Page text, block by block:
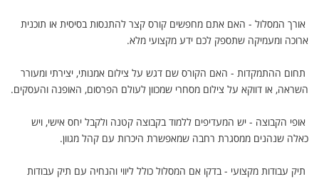
אורך המסלול - האם אתם מחפשים קורס קצר להתנסות בסיסית או תוכנית
ארוכה ומעמיקה שתספק לכם ידע מקצועי מלא.
תחום ההתמקדות - האם הקורס שם דגש על צילום אמנותי, יצירתי ומעורר
השראה, או דווקא על צילום מסחרי שמכוון לעולם הפרסום, האופנה והעסקים.
אופי הקבוצה - יש המעדיפים ללמוד בקבוצה קטנה ולקבל יחס אישי, ויש
כאלה שנהנים ממסגרת רחבה שמאפשרת היכרות עם קהל מגוון.
תיק עבודות מקצועי - בדקו אם המסלול כולל ליווי והנחיה עם תיק עבודות